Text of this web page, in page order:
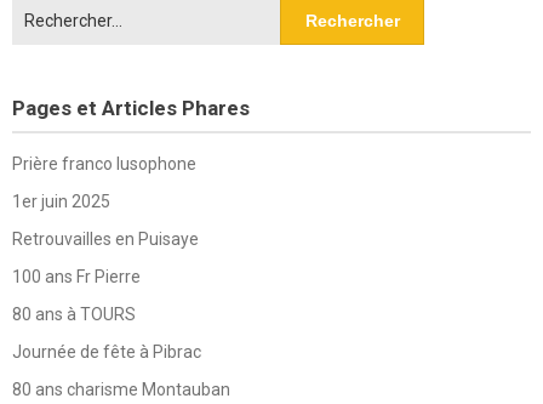
Pages et Articles Phares
Prière franco lusophone
1er juin 2025
Retrouvailles en Puisaye
100 ans Fr Pierre
80 ans à TOURS
Journée de fête à Pibrac
80 ans charisme Montauban